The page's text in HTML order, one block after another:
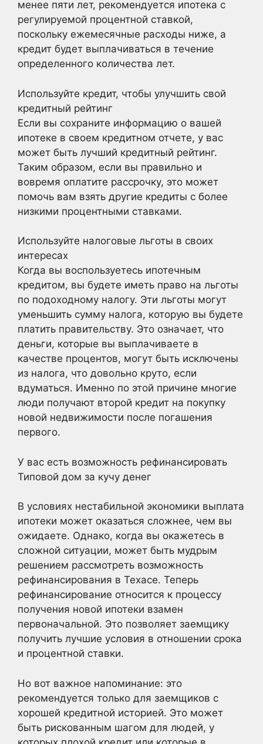
менее пяти лет, рекомендуется ипотека с
регулируемой процентной ставкой,
поскольку ежемесячные расходы ниже, а
кредит будет выплачиваться в течение
определенного количества лет.
Используйте кредит, чтобы улучшить свой
кредитный рейтинг
Если вы сохраните информацию о вашей
ипотеке в своем кредитном отчете, у вас
может быть лучший кредитный рейтинг.
Таким образом, если вы правильно и
вовремя оплатите рассрочку, это может
помочь вам взять другие кредиты с более
низкими процентными ставками.
Используйте налоговые льготы в своих
интересах
Когда вы воспользуетесь ипотечным
кредитом, вы будете иметь право на льготы
по подоходному налогу. Эти льготы могут
уменьшить сумму налога, которую вы будете
платить правительству. Это означает, что
деньги, которые вы выплачиваете в
качестве процентов, могут быть исключены
из налога, что довольно круто, если
вдуматься. Именно по этой причине многие
люди получают второй кредит на покупку
новой недвижимости после погашения
первого.
У вас есть возможность рефинансировать
Типовой дом за кучу денег
В условиях нестабильной экономики выплата
ипотеки может оказаться сложнее, чем вы
ожидаете. Однако, когда вы окажетесь в
сложной ситуации, может быть мудрым
решением рассмотреть возможность
рефинансирования в Техасе. Теперь
рефинансирование относится к процессу
получения новой ипотеки взамен
первоначальной. Это позволяет заемщику
получить лучшие условия в отношении срока
и процентной ставки.
Но вот важное напоминание: это
рекомендуется только для заемщиков с
хорошей кредитной историей. Это может
быть рискованным шагом для людей, у